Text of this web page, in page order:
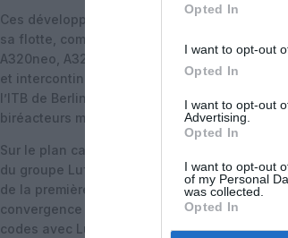
Opted In
I want to opt-out
Opted In
I want to opt-out
Advertising.
Opted In
I want to opt-out
of my Personal
was collected.
Opted In
Ces développements interviennent alors
sa flotte, composée majoritairement
A320neo, A321neo et A330neo) déployés
et intercontinentales. La compagnie met en
l’ITB de Berlin, les gains en consommation
biréacteurs modernisés.
Sur le plan capitalistique et stratégique,
du groupe Lufthansa, qui a pris 41% du
de la première moitié de 2026, après avoir
convergence devrait s’accompagner d’un
codes avec Lufthansa, Swiss, Austrian ou